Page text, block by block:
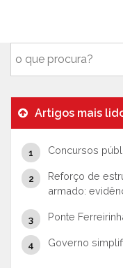
Artigos mais
Concursos
Reforço de
armado:
Ponte
Governo